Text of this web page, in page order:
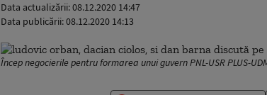
Data actualizării:08.12.2020 14:47
Data publicării:08.12.2020 14:13
Încep negocierile pentru formarea unui guvern PNL-USR PLUS-